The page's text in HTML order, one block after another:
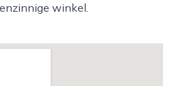
winkel.